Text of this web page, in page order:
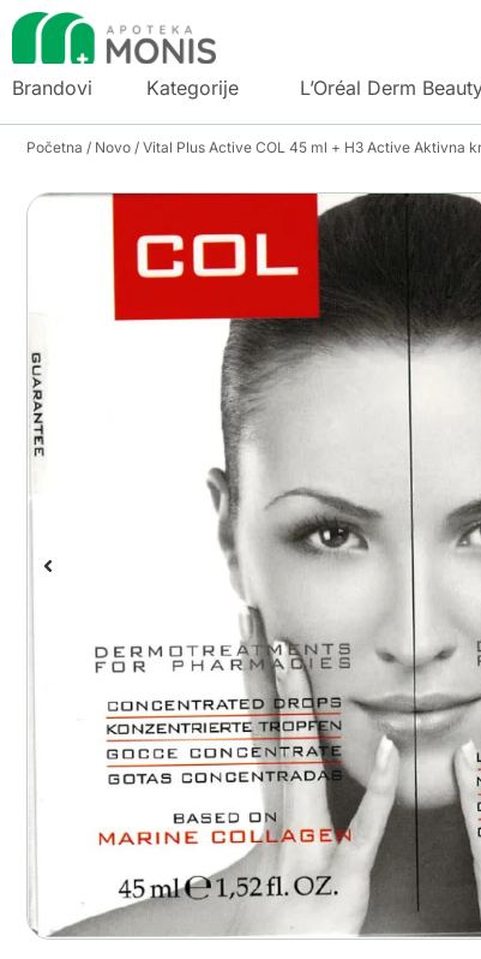
Brandovi Kategorije L’Oréal Derm
Početna / Novo / Vital Plus Active COL 45 ml + H3 Active Aktivna